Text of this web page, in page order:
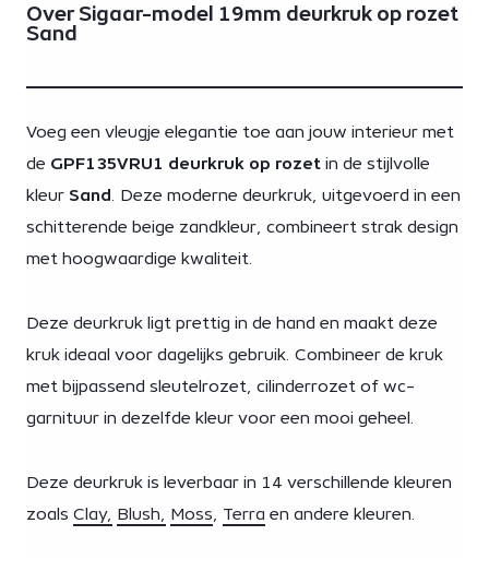
Over Sigaar-model 19mm deurkruk op rozet
Sand
Voeg een vleugje elegantie toe aan jouw interieur met
de GPF135VRU1 deurkruk op rozet in de stijlvolle
kleur Sand . Deze moderne deurkruk, uitgevoerd in een
schitterende beige zandkleur, combineert strak design
met hoogwaardige kwaliteit.
Deze deurkruk ligt prettig in de hand en maakt deze
kruk ideaal voor dagelijks gebruik. Combineer de kruk
met bijpassend sleutelrozet, cilinderrozet of wc-
garnituur in dezelfde kleur voor een mooi geheel.
Deze deurkruk is leverbaar in 14 verschillende kleuren
zoals Clay, Blush, Moss Terra en andere kleuren.